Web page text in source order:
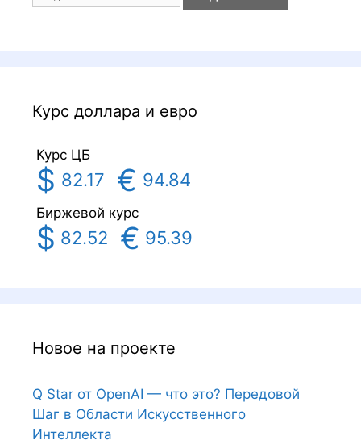
Курс доллара и евро
Курс ЦБ
$ 82.17 € 94.84
Биржевой курс
$ 82.52 € 95.39
Новое на проекте
Q Star от OpenAI — что это? Передовой
Шаг в Области Искусственного
Интеллекта